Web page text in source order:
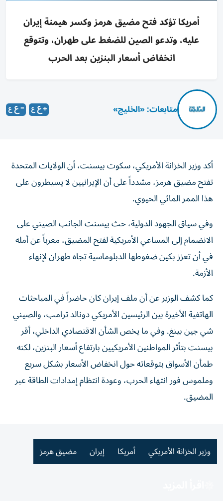
أمريكا تؤكد فتح مضيق هرمز وكسر هيمنة إيران
عليه، وتدعو الصين للضغط على طهران، وتتوقع
انخفاض أسعار البنزين بعد الحرب
متابعات: «الخليج»
أكد وزير الخزانة الأمريكي، سكوت بيسنت، أن الولايات المتحدة
تفتح مضيق هرمز، مشدداً على أن الإيرانيين لا يسيطرون على
هذا الممر المائي الحيوي.
وفي سياق الجهود الدولية، حث بيسنت الجانب الصيني على
الانضمام إلى المساعي الأمريكية لفتح المضيق، معرباً عن أمله
في أن تعزز بكين ضغوطها الدبلوماسية تجاه طهران لإنهاء
الأزمة.
كما كشف الوزير عن أن ملف إيران كان حاضراً في المباحثات
الهاتفية الأخيرة بين الرئيسين الأمريكي دونالد ترامب، والصيني
شي جين بينغ. وفي ما يخص الشأن الاقتصادي الداخلي، أقر
بيسنت بتأثر المواطنين الأمريكيين بارتفاع أسعار البنزين، لكنه
طمأن الأسواق بتوقعاته حول انخفاض الأسعار بشكل سريع
وملموس فور انتهاء الحرب، وعودة انتظام إمدادات الطاقة عبر
المضيق.
وزير الخزانة الأمريكي أمريكا إيران مضيق هرمز